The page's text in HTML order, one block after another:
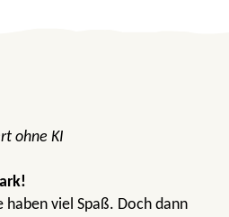
ohne KI
haben viel Spaß. Doch dann